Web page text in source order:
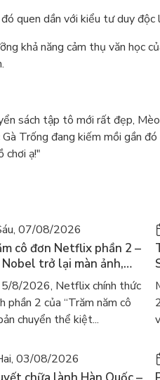
quen dần với kiểu tư duy độc
khả năng cảm thụ văn học
sách tập tô mới rất đẹp,
Trống đang kiếm mồi gần
chơi ạ!"
07/08/2026
cô đơn Netflix phần 2 –
trở lại màn ảnh,
tìm đọc lại García
8/2026, Netflix chính thức
phần 2 của “Trăm năm cô
chuyển thể kiệt...
03/08/2026